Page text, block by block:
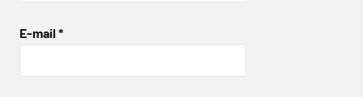
E-mail *